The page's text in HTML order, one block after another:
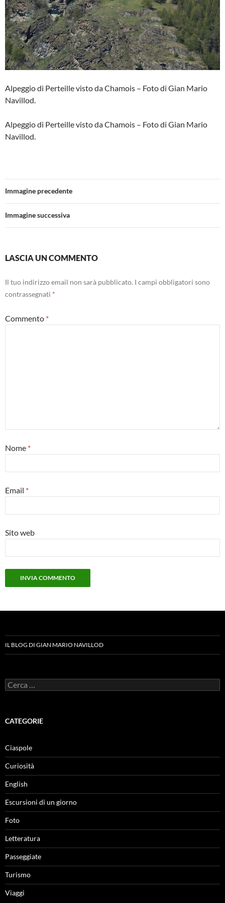
Alpeggio di Perteille visto da Chamois – Foto di Gian Mario
Navillod.
Alpeggio di Perteille visto da Chamois – Foto di Gian Mario
Navillod.
Immagine precedente
Immagine successiva
LASCIA UN COMMENTO
Il tuo indirizzo email non sarà pubblicato. I campi obbligatori sono
contrassegnati *
Commento *
Nome *
Email *
Sito web
IL BLOG DI GIAN MARIO NAVILLOD
Ricerca
per:
CATEGORIE
Ciaspole
Curiosità
English
Escursioni di un giorno
Foto
Letteratura
Passeggiate
Turismo
Viaggi